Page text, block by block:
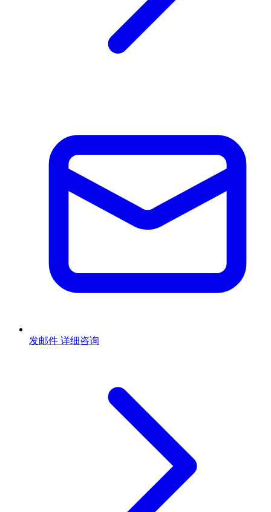
发邮件 详细咨询